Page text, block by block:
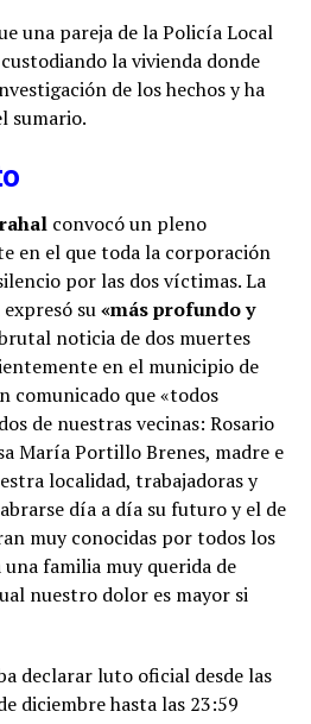
una pareja de la Policía Local
la vivienda donde
de los hechos y ha
sumario.
convocó un pleno
en el que toda la corporación
por las dos víctimas. La
su«más profundo y
noticia de dos muertes
en el municipio de
comunicado que «todos
de nuestras vecinas: Rosario
María Portillo Brenes, madre e
localidad, trabajadoras y
día a día su futuro y el de
muy conocidas por todos los
familia muy querida de
nuestro dolor es mayor si
declarar luto oficial desde las
diciembre hasta las 23:59